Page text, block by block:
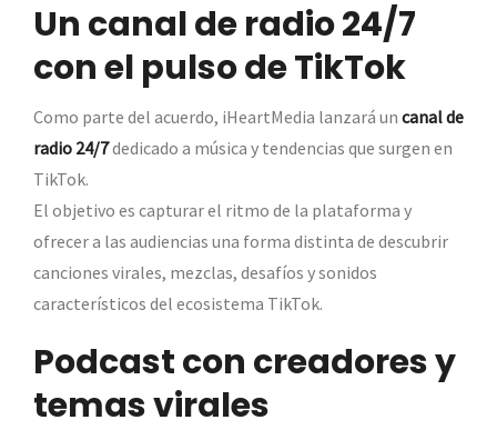
Un canal de radio 24/7
con el pulso de TikTok
Como parte del acuerdo, iHeartMedia lanzará un canal de
radio 24/7dedicado a música y tendencias que surgen en
TikTok.
El objetivo es capturar el ritmo de la plataforma y
ofrecer a las audiencias una forma distinta de descubrir
canciones virales, mezclas, desafíos y sonidos
característicos del ecosistema TikTok.
Podcast con creadores y
temas virales